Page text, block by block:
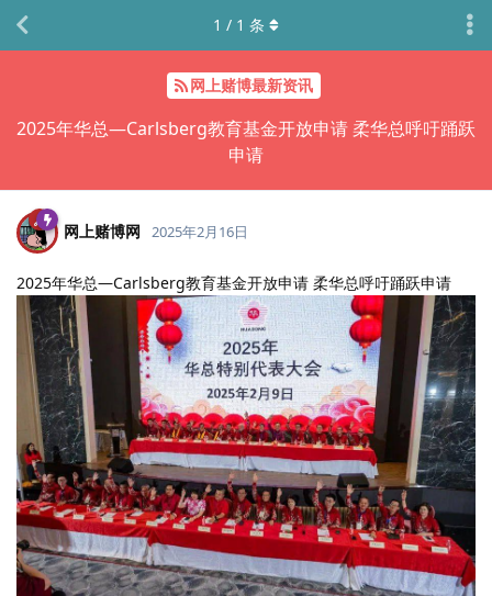
网上赌博最新资讯
2025年华总—Carlsberg教育基金开放申请 柔华总呼吁踊跃
申请
1 / 1 条
网上赌博网 2025年2月16日
2025年华总—Carlsberg教育基金开放申请 柔华总呼吁踊跃申请